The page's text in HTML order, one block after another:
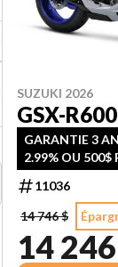
SUZUKI 2026
GSX-R600
GARANTIE 3
2.99% OU 500$
11036
14 746 $
14